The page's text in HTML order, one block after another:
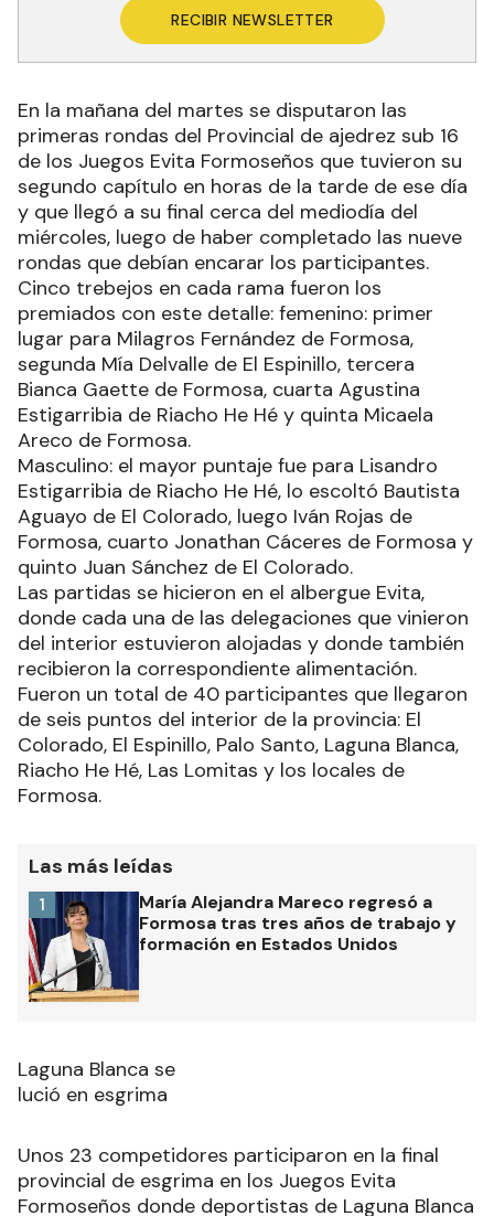
RECIBIR NEWSLETTER
En la mañana del martes se disputaron las
primeras rondas del Provincial de ajedrez sub 16
de los Juegos Evita Formoseños que tuvieron su
segundo capítulo en horas de la tarde de ese día
y que llegó a su final cerca del mediodía del
miércoles, luego de haber completado las nueve
rondas que debían encarar los participantes.
Cinco trebejos en cada rama fueron los
premiados con este detalle: femenino: primer
lugar para Milagros Fernández de Formosa,
segunda Mía Delvalle de El Espinillo, tercera
Bianca Gaette de Formosa, cuarta Agustina
Estigarribia de Riacho He Hé y quinta Micaela
Areco de Formosa.
Masculino: el mayor puntaje fue para Lisandro
Estigarribia de Riacho He Hé, lo escoltó Bautista
Aguayo de El Colorado, luego Iván Rojas de
Formosa, cuarto Jonathan Cáceres de Formosa y
quinto Juan Sánchez de El Colorado.
Las partidas se hicieron en el albergue Evita,
donde cada una de las delegaciones que vinieron
del interior estuvieron alojadas y donde también
recibieron la correspondiente alimentación.
Fueron un total de 40 participantes que llegaron
de seis puntos del interior de la provincia: El
Colorado, El Espinillo, Palo Santo, Laguna Blanca,
Riacho He Hé, Las Lomitas y los locales de
Formosa.
Las más leídas
María Alejandra Mareco regresó a
Formosa tras tres años de trabajo y
formación en Estados Unidos
1
Laguna Blanca se
lució en esgrima
Unos 23 competidores participaron en la final
provincial de esgrima en los Juegos Evita
Formoseños donde deportistas de Laguna Blanca